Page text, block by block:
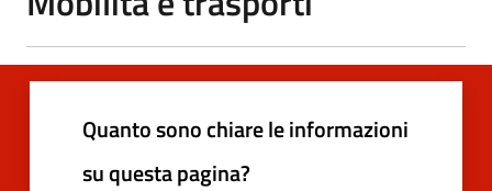
Quanto sono chiare le informazioni
su questa pagina?